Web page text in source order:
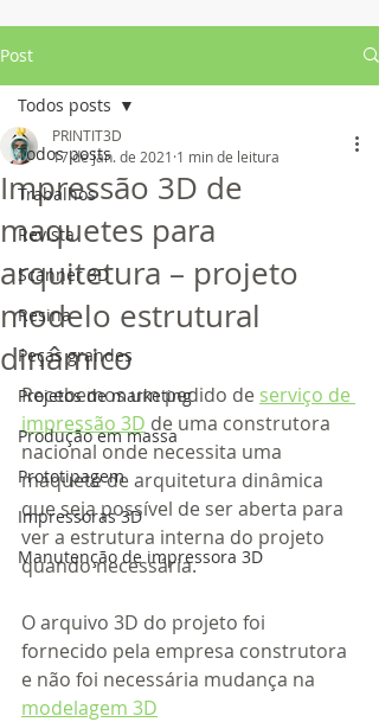
Post
Todos posts
Trabalhos
Revista
Scanner 3D
Resina
Peças grandes
Projetos de marketing
Produção em massa
Prototipagem
Impressoras 3D
Manutenção de impressora 3D
Todos posts
Impressão 3D de
maquetes para
arquitetura – projeto
modelo estrutural
dinâmico
PRINTIT3D
17 de jan. de 2021 1 min de leitura
Recebemos um pedido de serviço de
impressão 3D de uma construtora
nacional onde necessita uma
maquete de arquitetura dinâmica
que seja possível de ser aberta para
ver a estrutura interna do projeto
quando necessária.
O arquivo 3D do projeto foi
fornecido pela empresa construtora
e não foi necessária mudança na
modelagem 3D